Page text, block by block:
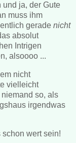
und ja, der Gute
muss ihm
gerade nicht
absolut
Intrigen
alsoooo ...
nicht
vielleicht
so, als
irgendwas
wert sein!